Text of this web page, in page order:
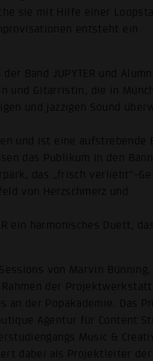
sie mit Hilfe einer
entsteht ein
Band JUPYTER und
und Gitarristin, die in
und jazzigen Sound
und ist eine aufstrebende
das Publikum in den
das „frisch verliebt“-
von Herzschmerz und
ein harmonisches Duett,
von Marvin Bünning,
Rahmen der
an der Popakademie. Das
Agentur für Content
Music &
dabei als Projektleiter der